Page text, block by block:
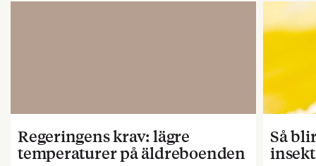
Regeringens krav: lägre
temperaturer på äldreboenden
Så